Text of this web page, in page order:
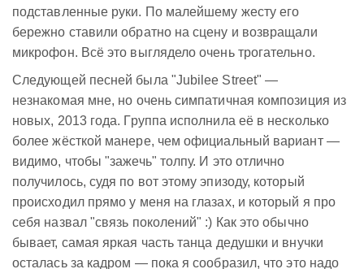
подставленные руки. По малейшему жесту его
бережно ставили обратно на сцену и возвращали
микрофон. Всё это выглядело очень трогательно.
Следующей песней была "Jubilee Street" —
незнакомая мне, но очень симпатичная композиция из
новых, 2013 года. Группа исполнила её в несколько
более жёсткой манере, чем официальный вариант —
видимо, чтобы "зажечь" толпу. И это отлично
получилось, судя по вот этому эпизоду, который
происходил прямо у меня на глазах, и который я про
себя назвал "связь поколений" :) Как это обычно
бывает, самая яркая часть танца дедушки и внучки
осталась за кадром — пока я сообразил, что это надо